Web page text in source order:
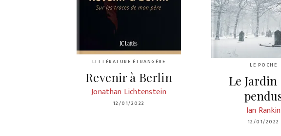
LITTÉRATURE ÉTRANGÈRE
Revenir à Berlin
Jonathan Lichtenstein
12/01/2022
LE POCHE
Le Jardin
Ian Rankin
12/01/2022